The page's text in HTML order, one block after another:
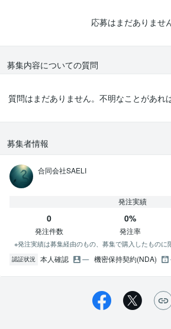
応募はまだありませ
募集内容についての質問
質問はまだありません。不明なことがあれ
募集者情報
合同会社SAELI
発注実績
0
発注件数
0%
発注率
※発注実績は募集経由のもの、募集で購入したものに
認証状況 本人確認 機密保持契約(NDA)